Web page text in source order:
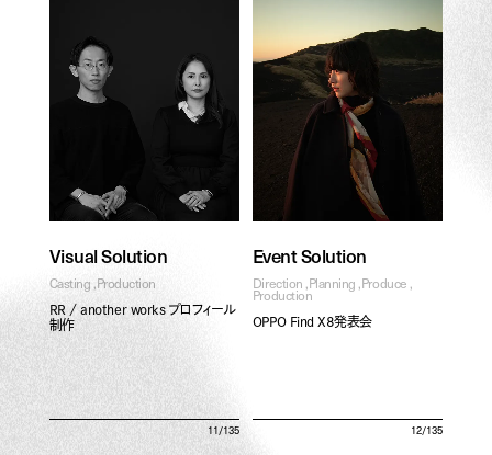
Visual Solution
Casting Production
RR / another works プロフィール
制作
Event Solution
Direction Planning Produce
Production
OPPO Find X8発表会
11/135 12/135